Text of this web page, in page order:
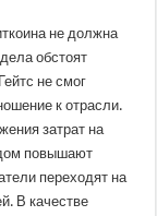
не должна
обстоят
не смог
к отрасли.
затрат на
повышают
переходят на
В качестве